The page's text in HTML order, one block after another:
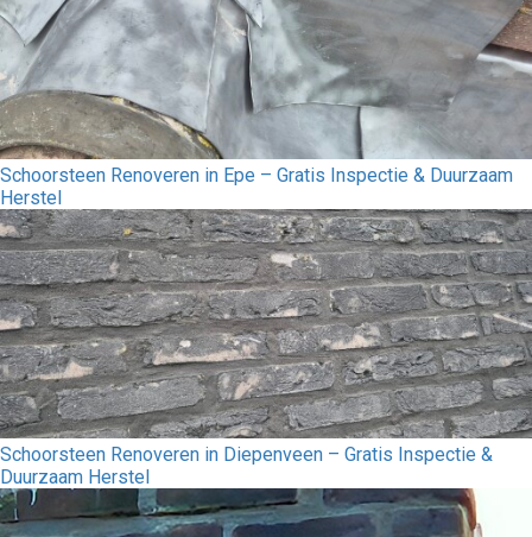
Schoorsteen Renoveren in Epe – Gratis Inspectie & Duurzaam
Herstel
Schoorsteen Renoveren in Diepenveen – Gratis Inspectie &
Duurzaam Herstel